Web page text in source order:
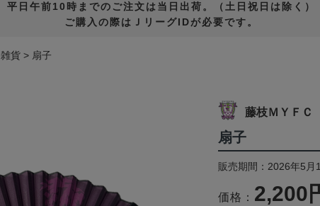
平日午前10時までのご注文は当日出荷。（土日祝日は除く）
ご購入の際はＪリーグIDが必要です。
雑貨 扇子
藤枝ＭＹＦＣ
扇子
販売期間：2026年5
価格： 2,200